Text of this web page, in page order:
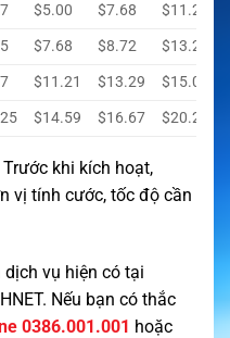
$5.00 $7.68 $11.21
$7.68 $8.72 $13.29
$11.21 $13.29 $15.02
$14.59 $16.67 $20.20
khi kích hoạt,
vị tính cước, tốc độ cần
vụ hiện có tại
. Nếu bạn có thắc
0386.001.001 hoặc